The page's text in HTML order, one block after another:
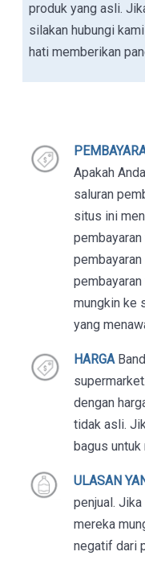
produk yang asli.
silakan hubungi
hati memberikan
Apakah
saluran
situs ini
mungkin ke
yang
HARGA
dengan
tidak asli.
bagus untuk
ULASAN
penjual.
mereka
negatif dari